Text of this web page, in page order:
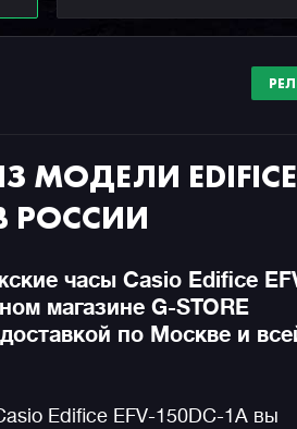
МОДЕЛИ EDIFICE
РОССИИ
часы Casio Edifice
магазине G-STORE
по Москве и
Edifice EFV-150DC-1A вы